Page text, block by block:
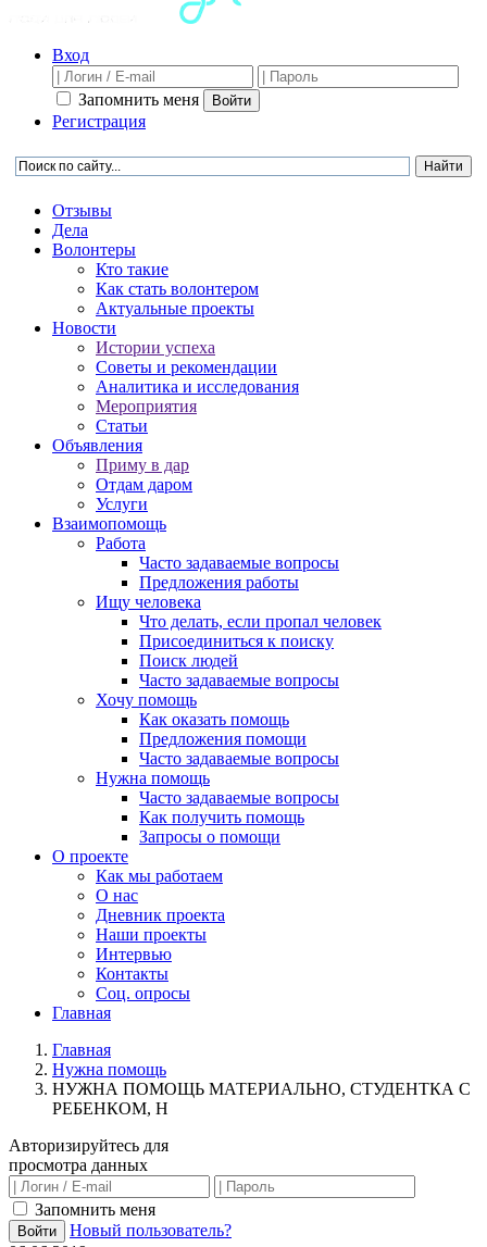
Вход
Запомнить меня Войти
Регистрация
Отзывы
Дела
Волонтеры
Кто такие
Как стать волонтером
Актуальные проекты
Новости
Истории успеха
Советы и рекомендации
Аналитика и исследования
Мероприятия
Статьи
Объявления
Приму в дар
Отдам даром
Услуги
Взаимопомощь
Работа
Часто задаваемые вопросы
Предложения работы
Ищу человека
Что делать, если пропал человек
Присоединиться к поиску
Поиск людей
Часто задаваемые вопросы
Хочу помощь
Как оказать помощь
Предложения помощи
Часто задаваемые вопросы
Нужна помощь
Часто задаваемые вопросы
Как получить помощь
Запросы о помощи
О проекте
Как мы работаем
О нас
Дневник проекта
Наши проекты
Интервью
Контакты
Соц. опросы
Главная
Главная
Нужна помощь
НУЖНА ПОМОЩЬ МАТЕРИАЛЬНО, СТУДЕНТКА С
РЕБЕНКОМ, Н
Авторизируйтесь для
просмотра данных
Запомнить меня
Войти
Новый пользователь?